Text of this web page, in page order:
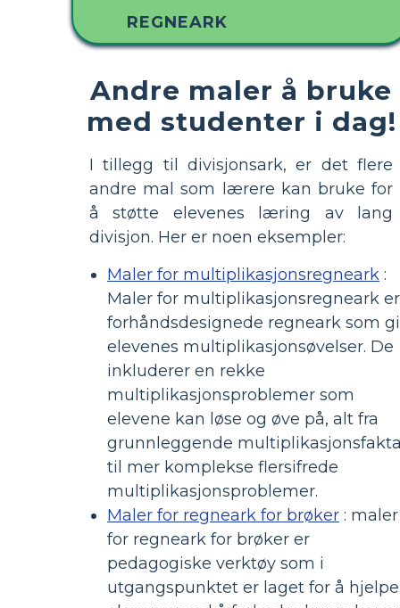
REGNEARK
Andre maler å bruke
med studenter i dag!
I tillegg til divisjonsark, er det flere
andre mal som lærere kan bruke for
å støtte elevenes læring av lang
divisjon. Her er noen eksempler:
Maler for multiplikasjonsregneark :
Maler for multiplikasjonsregneark er
forhåndsdesignede regneark som
elevenes multiplikasjonsøvelser. De
inkluderer en rekke
multiplikasjonsproblemer som
elevene kan løse og øve på, alt fra
grunnleggende
til mer komplekse flersifrede
multiplikasjonsproblemer.
Maler for regneark for brøker : maler
for regneark for brøker er
pedagogiske verktøy som i
utgangspunktet er laget for å hjelpe